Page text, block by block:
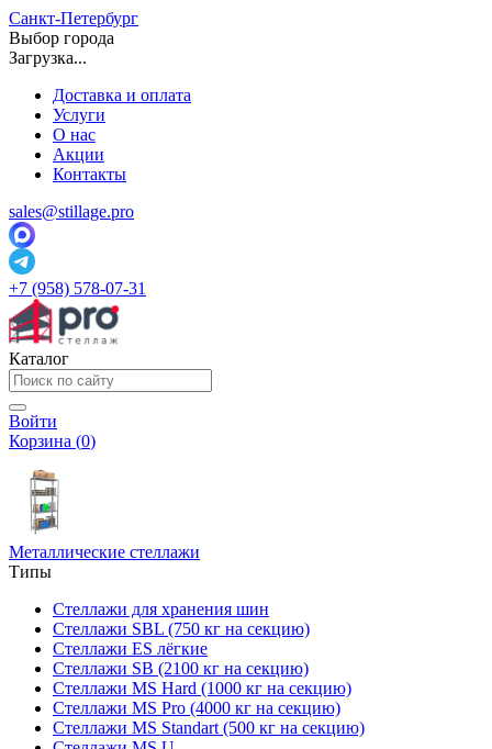
Санкт-Петербург
Выбор города
Загрузка...
Доставка и оплата
Услуги
О нас
Акции
Контакты
sales@stillage.pro
+7 (958) 578-07-31
Каталог
Войти
Корзина (0)
Металлические стеллажи
Типы
Стеллажи для хранения шин
Стеллажи SBL (750 кг на секцию)
Стеллажи ES лёгкие
Стеллажи SB (2100 кг на секцию)
Стеллажи MS Hard (1000 кг на секцию)
Стеллажи MS Pro (4000 кг на секцию)
Стеллажи MS Standart (500 кг на секцию)